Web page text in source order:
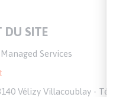
DU SITE
Services
Vélizy Villacoublay - Tél.